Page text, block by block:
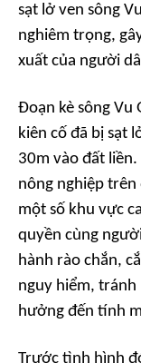
sạt lở ven sông
nghiêm trọng,
xuất của người
Đoạn kè sông Vu
kiên cố đã bị sạt
30m vào đất
nông nghiệp
một số khu vực
quyền cùng
hành rào chắn,
nguy hiểm,
hưởng đến tính
Trước tình hình